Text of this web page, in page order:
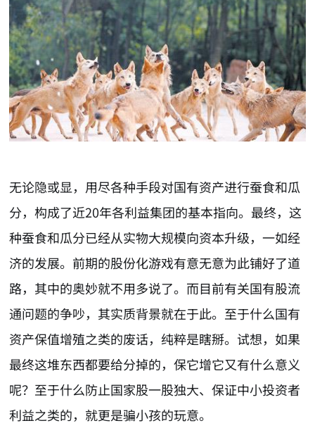
无论隐或显，用尽各种手段对国有资产进行蚕食和瓜
分，构成了近20年各利益集团的基本指向。最终，这
种蚕食和瓜分已经从实物大规模向资本升级，一如经
济的发展。前期的股份化游戏有意无意为此铺好了道
路，其中的奥妙就不用多说了。而目前有关国有股流
通问题的争吵，其实质背景就在于此。至于什么国有
资产保值增殖之类的废话，纯粹是瞎掰。试想，如果
最终这堆东西都要给分掉的，保它增它又有什么意义
呢？至于什么防止国家股一股独大、保证中小投资者
利益之类的，就更是骗小孩的玩意。